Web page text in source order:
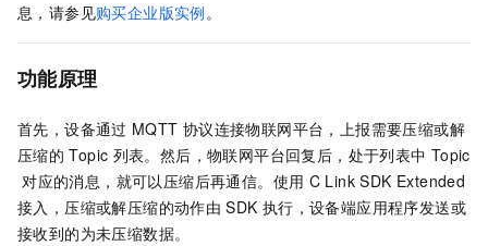
息，请参见购买企业版实例。
功能原理
首先，设备通过 MQTT 协议连接物联网平台，上报需要压缩或解
压缩的 Topic 列表。然后，物联网平台回复后，处于列表中 Topic
对应的消息，就可以压缩后再通信。使用 C Link SDK Extended
接入，压缩或解压缩的动作由 SDK 执行，设备端应用程序发送或
接收到的为未压缩数据。